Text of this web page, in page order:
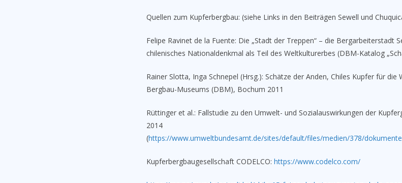
Quellen zum Kupferbergbau: (siehe Links in den Beiträgen Sewell und
Felipe Ravinet de la Fuente: Die „Stadt der Treppen“ – die Bergarbeiterstadt
chilenisches Nationaldenkmal als Teil des Weltkulturerbes (DBM-Katalog
Rainer Slotta, Inga Schnepel (Hrsg.): Schätze der Anden, Chiles Kupfer für
Bergbau-Museums (DBM), Bochum 2011
Rüttinger et al.: Fallstudie zu den Umwelt- und Sozialauswirkungen der
2014
(https://www.umweltbundesamt.de/sites/default/files/medien/378/
Kupferbergbaugesellschaft CODELCO: https://www.codelco.com/